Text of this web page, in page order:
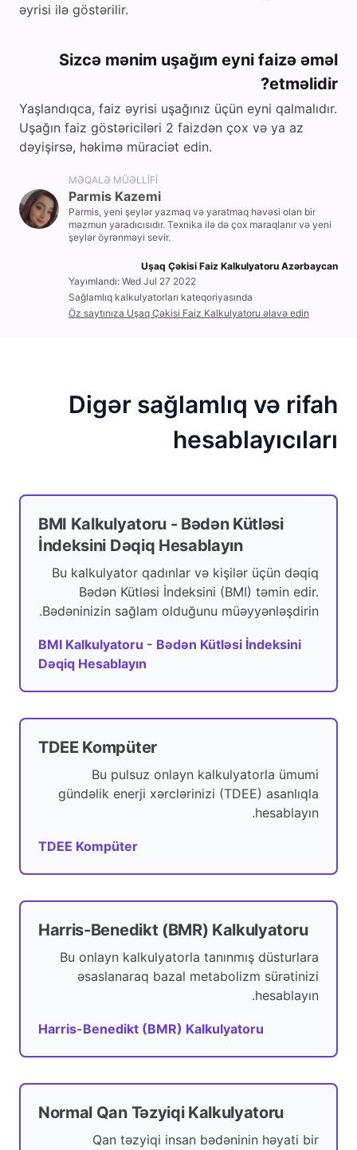
əyrisi ilə göstərilir.
Sizcə mənim uşağım eyni faizə əməl
etməlidir?
Yaşlandıqca, faiz əyrisi uşağınız üçün eyni qalmalıdır.
Uşağın faiz göstəriciləri 2 faizdən çox və ya az
dəyişirsə, həkimə müraciət edin.
MƏQALƏ MÜƏLLIFI
Parmis Kazemi
Parmis, yeni şeylər yazmaq və yaratmaq həvəsi olan bir
məzmun yaradıcısıdır. Texnika ilə də çox maraqlanır və yeni
şeylər öyrənməyi sevir.
Uşaq Çəkisi Faiz Kalkulyatoru Azərbaycan
Yayımlandı: Wed Jul 27 2022
Sağlamlıq kalkulyatorları kateqoriyasında
Öz saytınıza Uşaq Çəkisi Faiz Kalkulyatoru əlavə edin
Digər sağlamlıq və rifah
hesablayıcıları
BMI Kalkulyatoru - Bədən Kütləsi
İndeksini Dəqiq Hesablayın
Bu kalkulyator qadınlar və kişilər üçün dəqiq
Bədən Kütləsi İndeksini (BMI) təmin edir.
Bədəninizin sağlam olduğunu müəyyənləşdirin.
BMI Kalkulyatoru - Bədən Kütləsi İndeksini
Dəqiq Hesablayın
TDEE Kompüter
Bu pulsuz onlayn kalkulyatorla ümumi
gündəlik enerji xərclərinizi (TDEE) asanlıqla
hesablayın.
TDEE Kompüter
Harris-Benedikt (BMR) Kalkulyatoru
Bu onlayn kalkulyatorla tanınmış düsturlara
əsaslanaraq bazal metabolizm sürətinizi
hesablayın.
Harris-Benedikt (BMR) Kalkulyatoru
Normal Qan Təzyiqi Kalkulyatoru
Qan təzyiqi insan bədəninin həyati bir